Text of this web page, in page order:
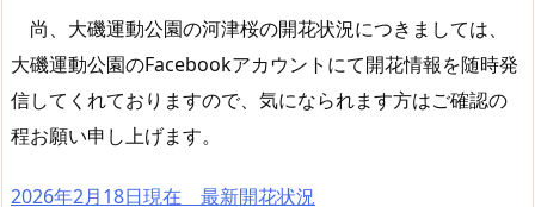
尚、大磯運動公園の河津桜の開花状況につきましては、
大磯運動公園のFacebookアカウントにて開花情報を随時発
信してくれておりますので、気になられます方はご確認の
程お願い申し上げます。
2026年2月18日現在 最新開花状況